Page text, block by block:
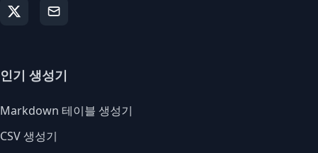
인기 생성기
Markdown 테이블 생성기
CSV 생성기